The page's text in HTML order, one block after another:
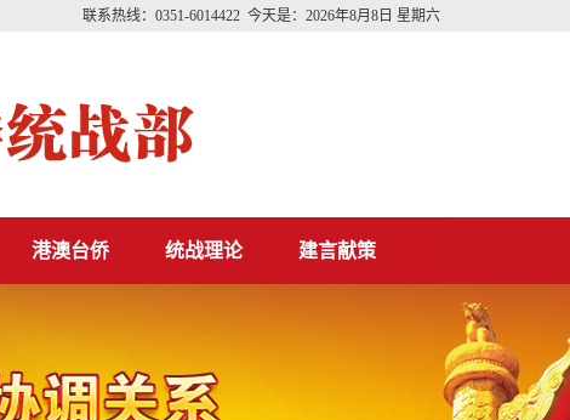
联系热线：0351-6014422 今天是： 2026年8月8日 星期六
港澳台侨 统战理论 建言献策